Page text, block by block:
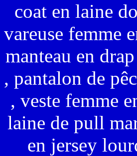
coat en laine
vareuse femme
manteau en
, pantalon de
, veste femme
laine de pull
en jersey